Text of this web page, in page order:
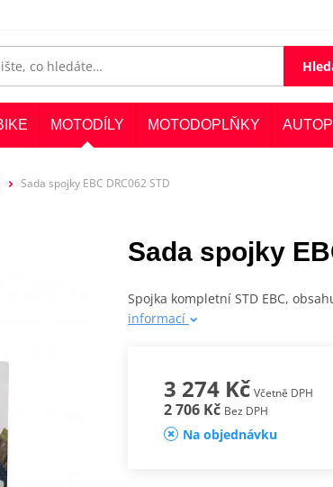
MOTODÍLY MOTODOPLŇKY
Sada spojky EBC DRC062 STD
Sada spojky
Spojka kompletní STD EBC,
informací
3 274 Kč Včetně DPH
2 706 Kč Bez DPH
Na objednávku